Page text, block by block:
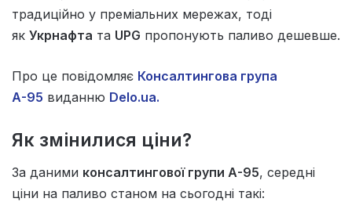
традиційно у преміальних мережах, тоді
як Укрнафта та UPG пропонують паливо дешевше.
Про це повідомляє Консалтингова група
А-95 виданню Delo.ua.
Як змінилися ціни?
За даними консалтингової групи А-95, середні
ціни на паливо станом на сьогодні такі: